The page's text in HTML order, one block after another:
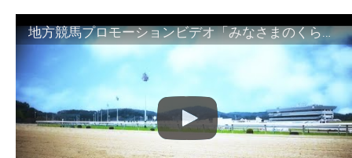
地方競馬プロモーションビデオ「みなさまのくらしのために」30秒篇｜NAR公式